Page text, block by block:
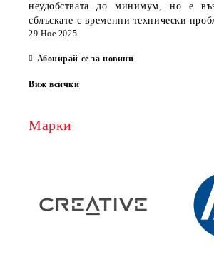
неудобствата до минимум, но е
сблъскате с временни технически
29 Ное 2025
Абонирай се за новини
Виж всички
Марки